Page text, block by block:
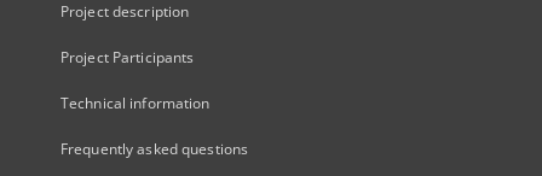
Project description
Project Participants
Technical information
Frequently asked questions